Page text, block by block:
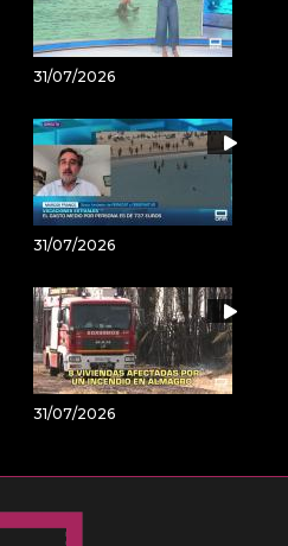
31/07/2026
31/07/2026
31/07/2026